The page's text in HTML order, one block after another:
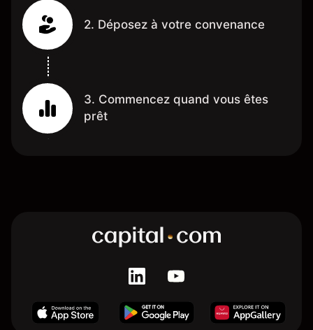
2. Déposez à votre convenance
3. Commencez quand vous êtes
prêt